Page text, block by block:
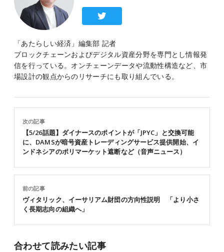
「あたらしい経済」編集部 記者
ブロックチェーンおよびデジタル資産分野を専門とし情報発
信を行っている。オンチェーンデータや流動性構造など、市
場設計の観点からのリサーチにも取り組んでいる。
前の記事
ヴィタリック、イーサリアム財団の方向性説明 「より小さ
く長期志向の組織へ」
次の記事
【5/26話題】ダイナースのポイントが「JPYC」と交換可能
に、DAMSが暗号資産トレーディングサービス提供開始、イ
ンドネシアのポリマーケット遮断など（音声ニュース）
合わせて読みたい記事